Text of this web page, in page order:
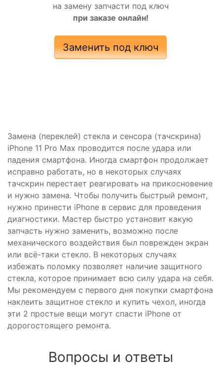
на замену запчасти под ключ
при заказе онлайн!
Заменить под ключ
Замена (переклей) стекла и сенсора (тачскрина)
iPhone 11 Pro Max проводится после удара или
падения смартфона. Иногда смартфон продолжает
исправно работать, но в некоторых случаях
тачскрин перестает реагировать на прикосновение
и нужно замена. Чтобы получить быстрый ремонт,
нужно принести iPhone в сервис для проведения
диагностики. Мастер быстро установит какую
запчасть нужно заменить, возможно после
механического воздействия был поврежден экран
или всё-таки стекло. В некоторых случаях
избежать поломку позволяет наличие защитного
стекла, которое принимает всю силу удара на себя.
Мы рекомендуем с первого дня покупки смартфона
наклеить защитное стекло и купить чехол, иногда
эти 2 простые вещи могут спасти iPhone от
дорогостоящего ремонта.
Вопросы и ответы